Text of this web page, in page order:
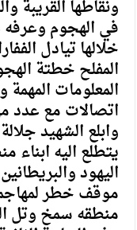
ونقاطها القريبة
في الهجوم وعرفه
خلالها تيادل
المفلح خطتة
المعلومات
اتصالات مع عدد
وابلع الشهيد
يتطلع اليه
اليهود
موقف خطر
منطقه سمخ وتل